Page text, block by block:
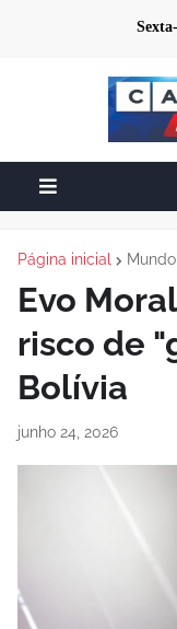
Página inicial Mundo
Evo
risco de
Bolívia
junho 24, 2026